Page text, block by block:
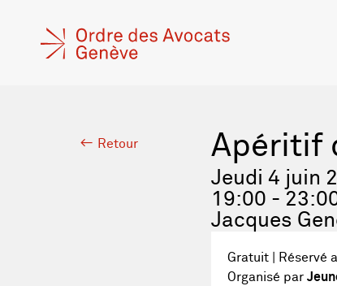
Retour Apéritif
Jeudi 4 juin
19:00 -
Jacques
Gratuit | Réservé
Organisé par